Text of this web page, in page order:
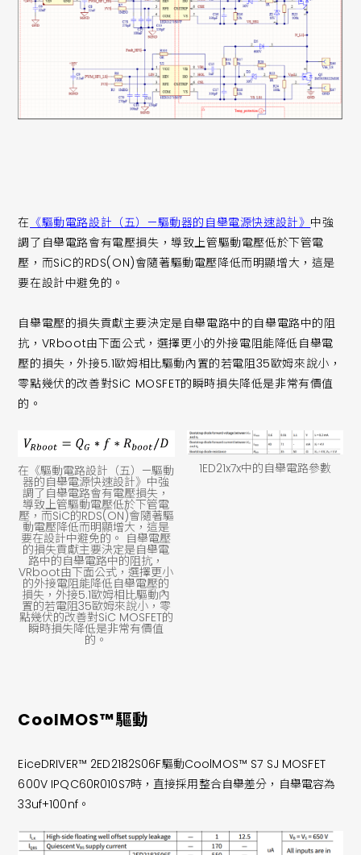
在《驅動電路設計（五）—驅動
器的自舉電源快速設計》中強
調了自舉電路會有電壓損失，
導致上管驅動電壓低於下管電
壓，而SiC的RDS(ON)會隨著驅
動電壓降低而明顯增大，這是
要在設計中避免的。 自舉電壓
的損失貢獻主要決定是自舉電
路中的自舉電路中的阻抗，
VRboot由下面公式，選擇更小
的外接電阻能降低自舉電壓的
損失，外接5.1歐姆相比驅動內
置的若電阻35歐姆來說小，零
點幾伏的改善對SiC MOSFET的
瞬時損失降低是非常有價值
的。
1ED21x7x中的自舉電路參數
在 《驅動電路設計（五）—驅動器的自舉電源快速設計》 中強
調了自舉電路會有電壓損失，導致上管驅動電壓低於下管電
壓，而SiC的RDS(ON)會隨著驅動電壓降低而明顯增大，這是
要在設計中避免的。
自舉電壓的損失貢獻主要決定是自舉電路中的自舉電路中的阻
抗，VRboot由下面公式，選擇更小的外接電阻能降低自舉電
壓的損失，外接5.1歐姆相比驅動內置的若電阻35歐姆來說小，
零點幾伏的改善對SiC MOSFET的瞬時損失降低是非常有價值
的。
CoolMOS™驅動
EiceDRIVER™ 2ED2182S06F驅動CoolMOS™ S7 SJ MOSFET
600V IPQC60R010S7時，直接採用整合自舉差分，自舉電容為
33uf+100nf。